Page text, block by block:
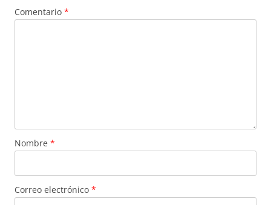
Comentario *
Nombre *
Correo electrónico *